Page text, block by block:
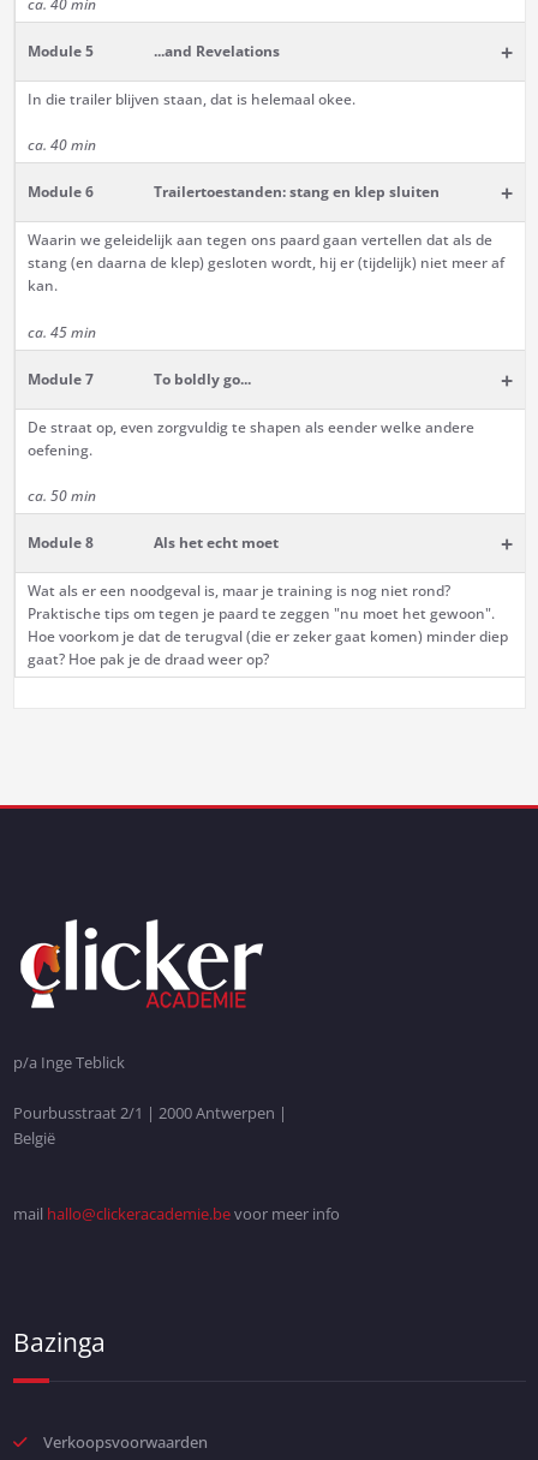
ca. 40 min
Module 5 ...and Revelations +
In die trailer blijven staan, dat is helemaal okee.
ca. 40 min
Module 6 Trailertoestanden: stang en klep sluiten +
Waarin we geleidelijk aan tegen ons paard gaan vertellen dat als de
stang (en daarna de klep) gesloten wordt, hij er (tijdelijk) niet meer af
kan.
ca. 45 min
Module 7 To boldly go... +
De straat op, even zorgvuldig te shapen als eender welke andere
oefening.
ca. 50 min
Module 8 Als het echt moet +
Wat als er een noodgeval is, maar je training is nog niet rond?
Praktische tips om tegen je paard te zeggen "nu moet het gewoon".
Hoe voorkom je dat de terugval (die er zeker gaat komen) minder diep
gaat? Hoe pak je de draad weer op?
p/a Inge Teblick
Pourbusstraat 2/1 | 2000 Antwerpen |
België
mail hallo@clickeracademie.bevoor meer info
Bazinga
Verkoopsvoorwaarden